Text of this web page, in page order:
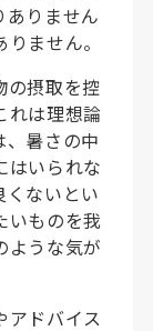
りません
ません。
の摂取を控
れは理想論
、暑さの中
はいられな
くないとい
いものを我
ような気が
アドバイス